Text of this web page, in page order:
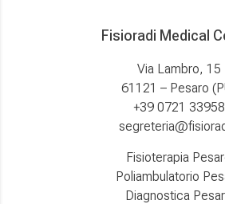
Fisioradi Medical
Via Lambro, 15
61121 – Pesaro
+39 0721 33958
Fisioterapia
Poliambulatorio
Diagnostica